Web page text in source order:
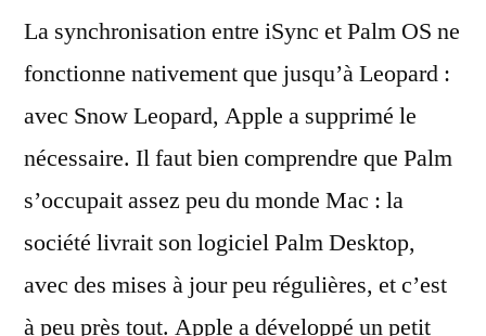
La synchronisation entre iSync et Palm OS ne
fonctionne nativement que jusqu’à Leopard :
avec Snow Leopard, Apple a supprimé le
nécessaire. Il faut bien comprendre que Palm
s’occupait assez peu du monde Mac : la
société livrait son logiciel Palm Desktop,
avec des mises à jour peu régulières, et c’est
à peu près tout. Apple a développé un petit